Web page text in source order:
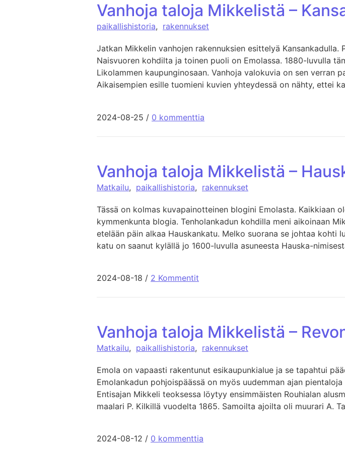
Vanhoja taloja Mikkelistä –
paikallishistoria, rakennukset
Jatkan Mikkelin vanhojen rakennuksien esittelyä
Naisvuoren kohdilta ja toinen puoli on Emolassa. 1880-luvulla
Likolammen kaupunginosaan. Vanhoja valokuvia on sen verran
Aikaisempien esille tuomieni kuvien yhteydessä on nähty, ettei
2024-08-25 / 0 kommenttia
Vanhoja taloja Mikkelistä –
Matkailu, paikallishistoria, rakennukset
Tässä on kolmas kuvapainotteinen blogini Emolasta. Kaikkiaan
kymmenkunta blogia. Tenholankadun kohdilla meni aikoinaan
etelään päin alkaa Hauskankatu. Melko suorana se johtaa kohti
katu on saanut kylällä jo 1600-luvulla asuneesta Hauska-
2024-08-18 / 2 Kommentit
Vanhoja taloja Mikkelistä –
Matkailu, paikallishistoria, rakennukset
Emola on vapaasti rakentunut esikaupunkialue ja se tapahtui
Emolankadun pohjoispäässä on myös uudemman ajan
Entisajan Mikkeli teoksessa löytyy ensimmäisten Rouhialan
maalari P. Kilkillä vuodelta 1865. Samoilta ajoilta oli muurari A.
2024-08-12 / 0 kommenttia